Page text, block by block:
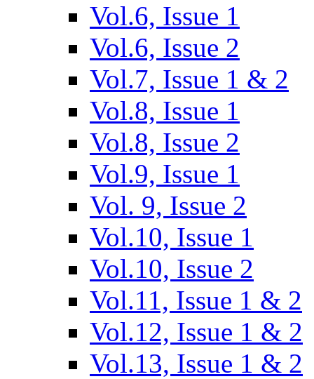
Vol.6, Issue 1
Vol.6, Issue 2
Vol.7, Issue 1 & 2
Vol.8, Issue 1
Vol.8, Issue 2
Vol.9, Issue 1
Vol. 9, Issue 2
Vol.10, Issue 1
Vol.10, Issue 2
Vol.11, Issue 1 & 2
Vol.12, Issue 1 & 2
Vol.13, Issue 1 & 2